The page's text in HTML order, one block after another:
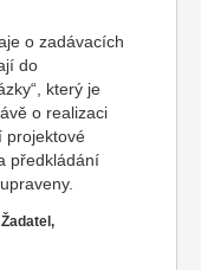
o zadávacích
do
který je
o realizaci
projektové
předkládání
Žadatel,